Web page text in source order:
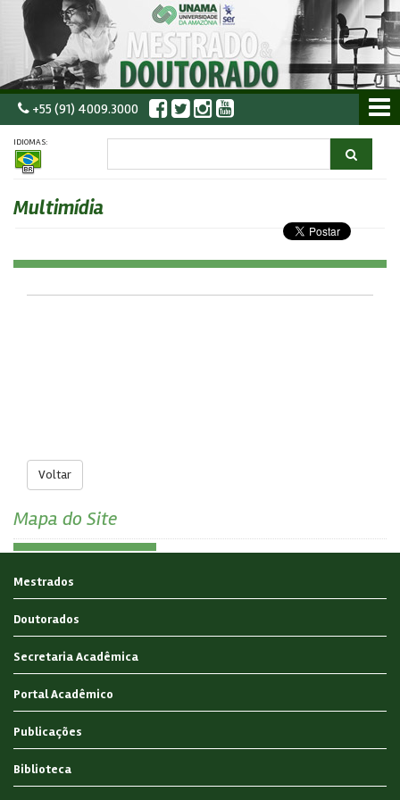
+55 (91) 4009.3000
IDIOMAS:
Multimídia
Voltar
Mapa do Site
Mestrados
Doutorados
Secretaria Acadêmica
Portal Acadêmico
Publicações
Biblioteca